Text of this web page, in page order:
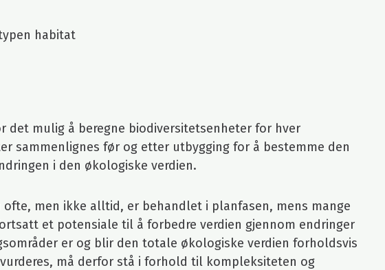
habitat
det mulig å beregne biodiversitetsenheter for hver
sammenlignes før og etter utbygging for å bestemme den
i den økologiske verdien.
men ikke alltid, er behandlet i planfasen, mens mange
et potensiale til å forbedre verdien gjennom endringer
er og blir den totale økologiske verdien forholdsvis
må derfor stå i forhold til kompleksiteten og